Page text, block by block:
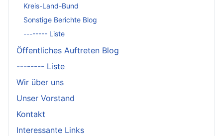
Kreis-Land-Bund
Sonstige Berichte Blog
-------- Liste
Öffentliches Auftreten Blog
-------- Liste
Wir über uns
Unser Vorstand
Kontakt
Interessante Links